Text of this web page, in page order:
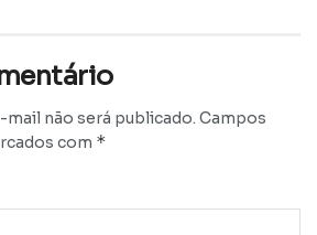
mail não será publicado. Campos
com *